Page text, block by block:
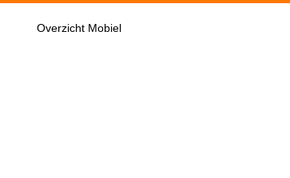
Overzicht Mobiel